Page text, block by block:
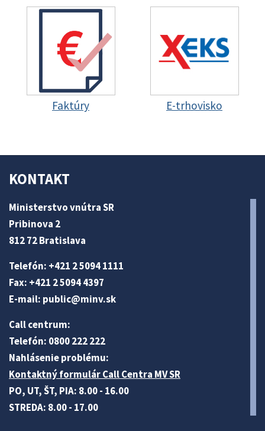
Faktúry E-trhovisko
KONTAKT
Ministerstvo vnútra SR
Pribinova 2
812 72 Bratislava
Telefón: +421 2 5094 1111
Fax: +421 2 5094 4397
E-mail: public@minv.sk
Call centrum:
Telefón: 0800 222 222
Nahlásenie problému:
Kontaktný formulár Call Centra MV SR
PO, UT, ŠT, PIA: 8.00 - 16.00
STREDA: 8.00 - 17.00